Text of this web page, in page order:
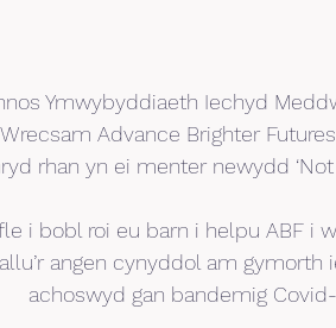
Ymwybyddiaeth Iechyd
Advance Brighter
rhan yn ei menter newydd ‘Not
i bobl roi eu barn i helpu ABF i
angen cynyddol am
achoswyd gan bandemig Covid-